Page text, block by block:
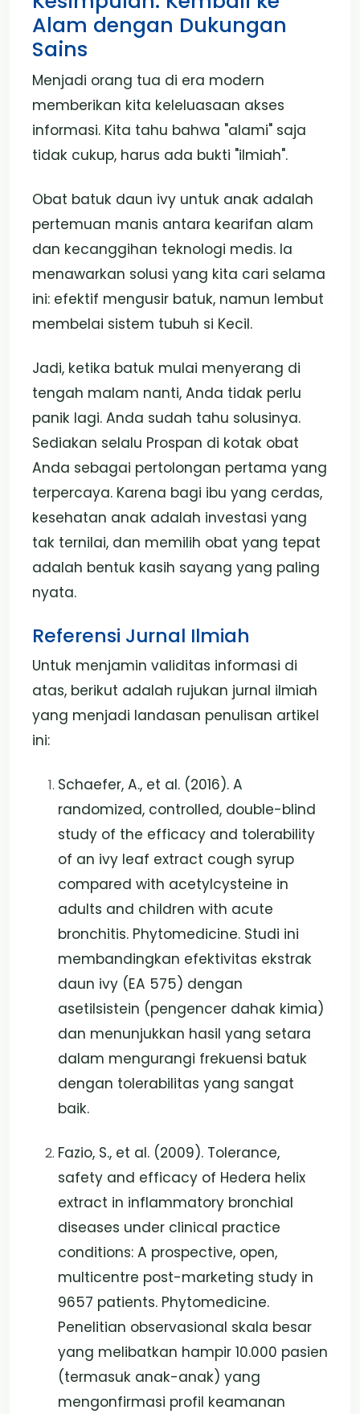
Alam dengan Dukungan
Sains
Menjadi orang tua di era modern
memberikan kita keleluasaan akses
informasi. Kita tahu bahwa "alami" saja
tidak cukup, harus ada bukti "ilmiah".
Obat batuk daun ivy untuk anak adalah
pertemuan manis antara kearifan alam
dan kecanggihan teknologi medis. Ia
menawarkan solusi yang kita cari selama
ini: efektif mengusir batuk, namun lembut
membelai sistem tubuh si Kecil.
Jadi, ketika batuk mulai menyerang di
tengah malam nanti, Anda tidak perlu
panik lagi. Anda sudah tahu solusinya.
Sediakan selalu Prospan di kotak obat
Anda sebagai pertolongan pertama yang
terpercaya. Karena bagi ibu yang cerdas,
kesehatan anak adalah investasi yang
tak ternilai, dan memilih obat yang tepat
adalah bentuk kasih sayang yang paling
nyata.
Referensi Jurnal Ilmiah
Untuk menjamin validitas informasi di
atas, berikut adalah rujukan jurnal ilmiah
yang menjadi landasan penulisan artikel
ini:
Schaefer, A., et al. (2016). A
randomized, controlled, double-blind
study of the efficacy and tolerability
of an ivy leaf extract cough syrup
compared with acetylcysteine in
adults and children with acute
bronchitis. Phytomedicine. Studi ini
membandingkan efektivitas ekstrak
daun ivy (EA 575) dengan
asetilsistein (pengencer dahak kimia)
dan menunjukkan hasil yang setara
dalam mengurangi frekuensi batuk
dengan tolerabilitas yang sangat
baik.
Fazio, S., et al. (2009). Tolerance,
safety and efficacy of Hedera helix
extract in inflammatory bronchial
diseases under clinical practice
conditions: A prospective, open,
multicentre post-marketing study in
9657 patients. Phytomedicine.
Penelitian observasional skala besar
yang melibatkan hampir 10.000 pasien
(termasuk anak-anak) yang
mengonfirmasi profil keamanan